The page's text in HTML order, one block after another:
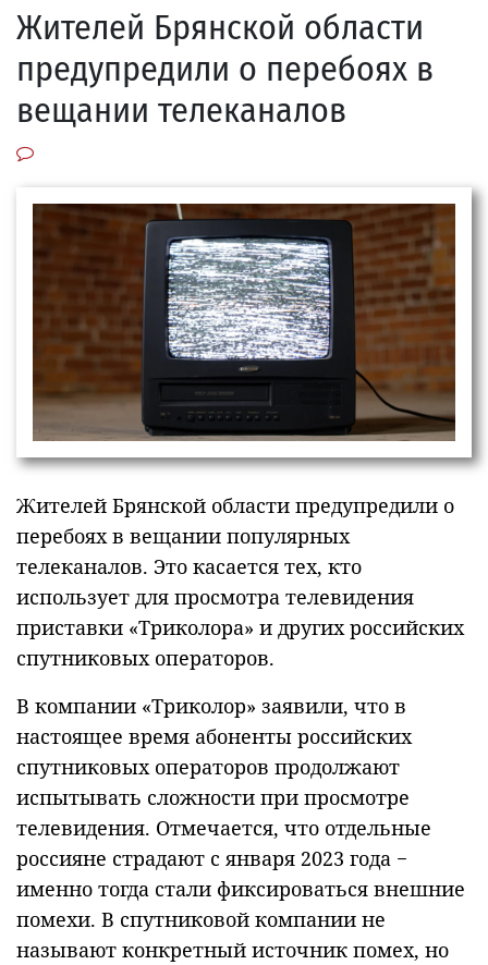
Жителей Брянской области
предупредили о перебоях в
вещании телеканалов
Жителей Брянской области предупредили о
перебоях в вещании популярных
телеканалов. Это касается тех, кто
использует для просмотра телевидения
приставки «Триколора» и других российских
спутниковых операторов.
В компании «Триколор» заявили, что в
настоящее время абоненты российских
спутниковых операторов продолжают
испытывать сложности при просмотре
телевидения. Отмечается, что отдельные
россияне страдают с января 2023 года −
именно тогда стали фиксироваться внешние
помехи. В спутниковой компании не
называют конкретный источник помех, но